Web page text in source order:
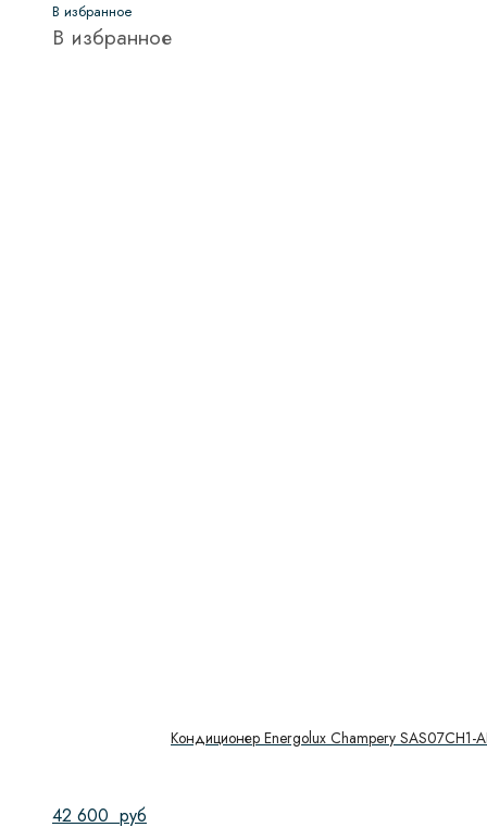
В избранное
В избранное
Кондиционер Energolux Champery SAS07CH1-
42 600 руб